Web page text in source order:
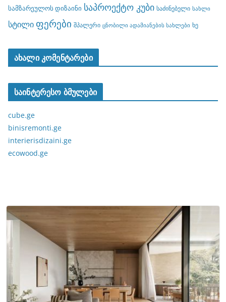
სამზარეულოს დიზაინი საპროექტო კუბი საძინებელი სახლი
სტილი ფერები შპალერი ცნობილი ადამიანების სახლები ხე
ახალი კომენტარები
საინტერესო ბმულები
cube.ge
binisremonti.ge
interierisdizaini.ge
ecowood.ge